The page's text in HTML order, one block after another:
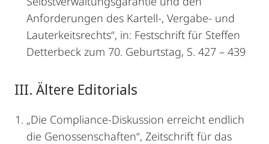
Anforderungen des Kartell-, Vergabe- und
Lauterkeitsrechts“, in: Festschrift für Steffen
Detterbeck zum 70. Geburtstag, S. 427 – 439
III. Ältere Editorials
„Die Compliance-Diskussion erreicht endlich
die Genossenschaften“, Zeitschrift für das